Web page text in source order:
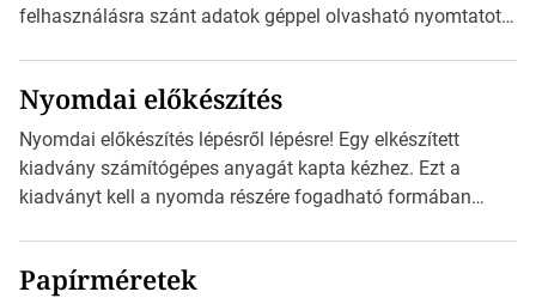
felhasználásra szánt adatok géppel olvasható nyomtatott
telepíthet egy QR-kód-leolvasó alkalmazást, ami leolvasni
és dekódolni képes az URL-információt és átirányítja a
telefon böngészőjét a cég weblapjára. A QR-kód
beolvasása után a felhasználó szöveges üzenetet kaphat,
Nyomdai előkészítés
Nyomdai előkészítés lépésről lépésre! Egy elkészített
kiadvány számítógépes anyagát kapta kézhez. Ezt a
kiadványt kell a nyomda részére fogadható formában
Illustratorban készült vektorgrafika. Minden esetben
Papírméretek